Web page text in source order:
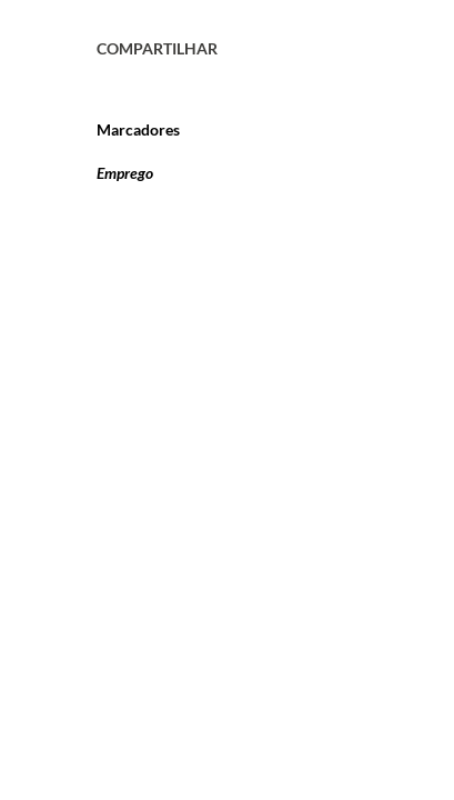
COMPARTILHAR
Marcadores
Emprego